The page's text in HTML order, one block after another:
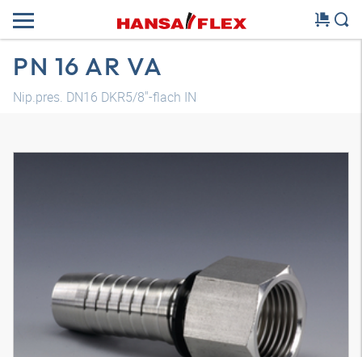
PN 16 AR VA
Nip.pres. DN16 DKR5/8"-flach IN
Model 3D